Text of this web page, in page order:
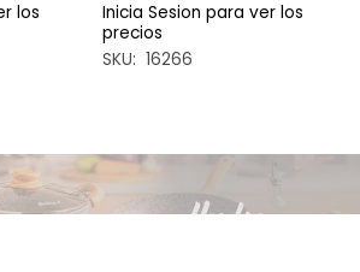
los
Inicia Sesion para ver los
precios
SKU: 16266